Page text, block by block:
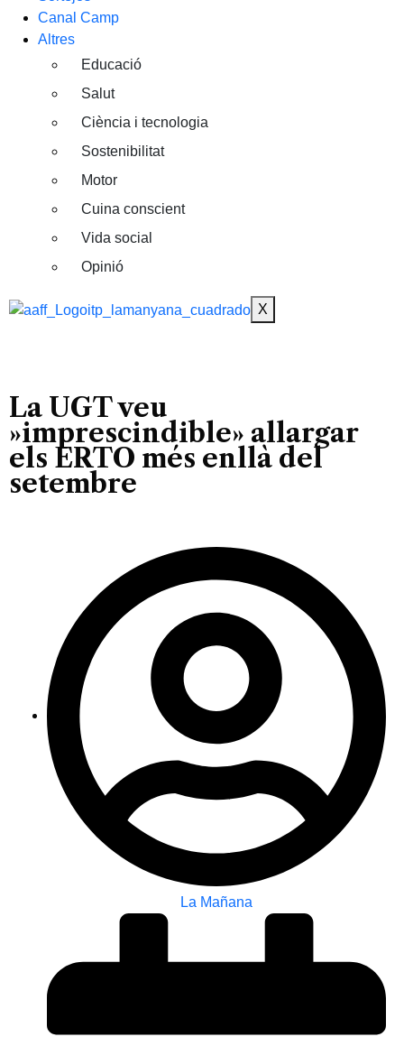
Canal Camp
Altres
Educació
Salut
Ciència i tecnologia
Sostenibilitat
Motor
Cuina conscient
Vida social
Opinió
X
La UGT veu
»imprescindible» allargar
els ERTO més enllà del
setembre
La Mañana